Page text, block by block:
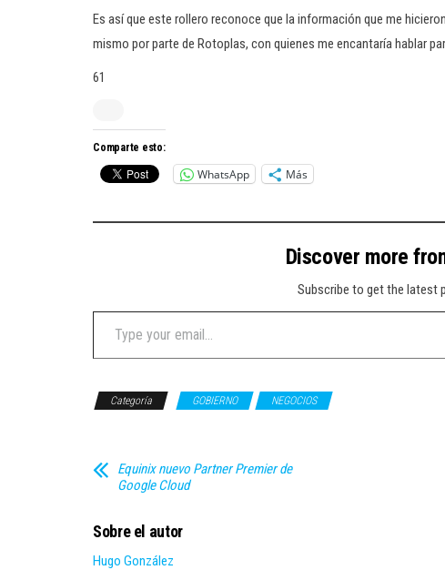
Es así que este rollero reconoce que la información que me
mismo por parte de Rotoplas, con quienes me encantaría hablar
61
Comparte esto:
WhatsApp Más
Discover more
Subscribe to get the latest
Type your email…
Categoría GOBIERNO NEGOCIOS
Equinix nuevo Partner Premier de
Google Cloud
Sobre el autor
Hugo González